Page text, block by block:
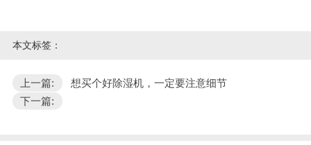
本文标签：
上一篇:
想买个好除湿机，一定要注意细节
下一篇: